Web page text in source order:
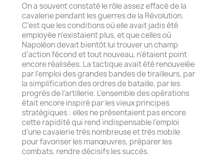
On a souvent constaté le rôle assez effacé de la
cavalerie pendant les guerres de la Révolution.
C’est que les conditions où elle avait jadis été
employée n’existaient plus, et que celles où
Napoléon devait bientôt lui trouver un champ
d’action fécond et tout nouveau, n’étaient point
encore réalisées. La tactique avait été renouvelée
par l’emploi des grandes bandes de tirailleurs, par
la simplification des ordres de bataille, par les
progrès de l’artillerie. L’ensemble des opérations
était encore inspiré par les vieux principes
stratégiques : elles ne présentaient pas encore
cette rapidité qui rend indispensable l’emploi
d’une cavalerie très nombreuse et très mobile
pour favoriser les manœuvres, préparer les
combats, rendre décisifs les succès.